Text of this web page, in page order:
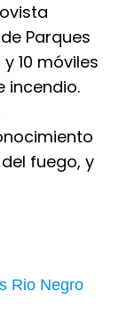
Parques
10 móviles
incendio.
fuego, y
Rio Negro